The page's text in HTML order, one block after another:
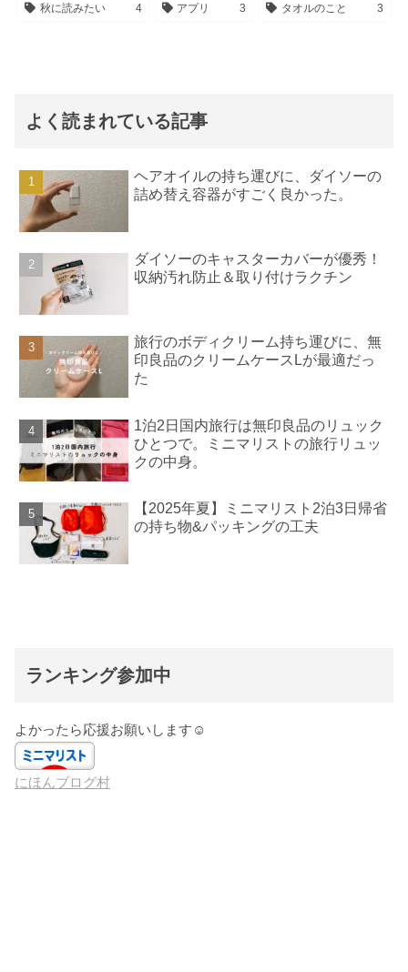
秋に読みたい 4 アプリ 3 タオルのこと 3
よく読まれている記事
ヘアオイルの持ち運びに、ダイソーの
詰め替え容器がすごく良かった。
ダイソーのキャスターカバーが優秀！
収納汚れ防止＆取り付けラクチン
旅行のボディクリーム持ち運びに、無
印良品のクリームケースLが最適だっ
た
1泊2日国内旅行は無印良品のリュック
ひとつで。ミニマリストの旅行リュッ
クの中身。
【2025年夏】ミニマリスト2泊3日帰省
の持ち物&パッキングの工夫
ランキング参加中
よかったら応援お願いします☺️
にほんブログ村